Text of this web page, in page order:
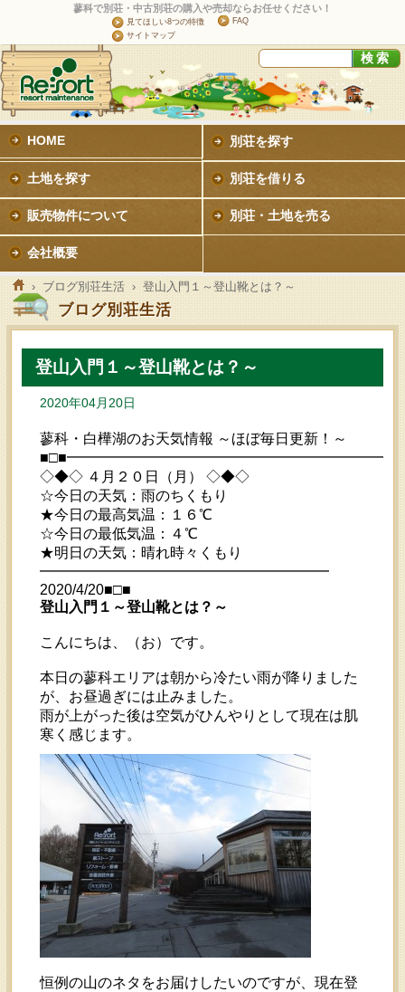
蓼科で別荘・中古別荘の購入や売却ならお任せください！
見てほしい8つの特徴
FAQ
サイトマップ
HOME 別荘を探す
土地を探す 別荘を借りる
販売物件について 別荘・土地を売る
会社概要
›ブログ別荘生活› 登山入門１～登山靴とは？～
ブログ別荘生活
登山入門１～登山靴とは？～
2020年04月20日
蓼科・白樺湖のお天気情報 ～ほぼ毎日更新！～
◇◆◇ ４月２０日（月） ◇◆◇
☆今日の天気：雨のちくもり
★今日の最高気温：１６℃
☆今日の最低気温：４℃
★明日の天気：晴れ時々くもり
━━━━━━━━━━━━━━━━━━━━
2020/4/20■□■
登山入門１～登山靴とは？～
こんにちは、（お）です。
本日の蓼科エリアは朝から冷たい雨が降りました
が、お昼過ぎには止みました。
雨が上がった後は空気がひんやりとして現在は肌
寒く感じます。
恒例の山のネタをお届けしたいのですが、現在登